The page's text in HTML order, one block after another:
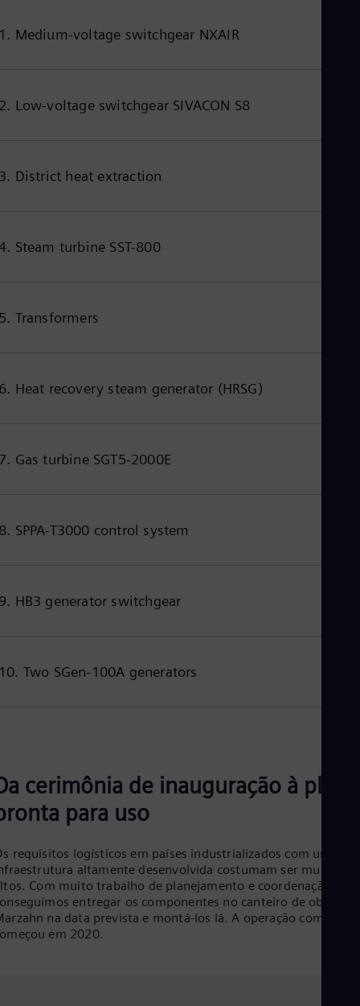
Medium-voltage switchgear NXAIR
Low-voltage switchgear SIVACON S8
District heat extraction
Steam turbine SST-800
Transformers
Heat recovery steam generator (HRSG)
Gas turbine SGT5-2000E
SPPA-T3000 control system
HB3 generator switchgear
Two SGen-100A generators
cerimônia de inauguração à
para uso
requisitos logísticos em países industrializados com uma
altamente desenvolvida costumam ser muito
Com muito trabalho de planejamento e coordenação,
entregar os componentes no canteiro de obras
na data prevista e montá-los lá. A operação comercial
em 2020.